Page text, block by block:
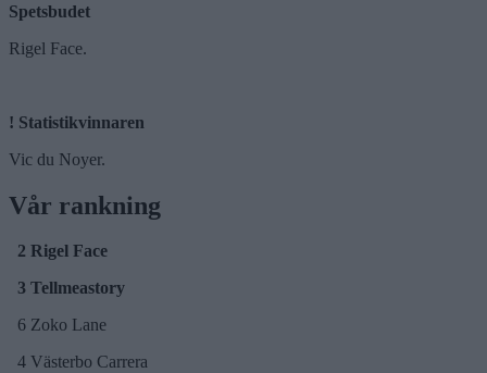
Spetsbudet
Rigel Face.
! Statistik­vinnaren
Vic du Noyer.
Vår rankning
2 Rigel Face
3 Tellmeastory
6 Zoko Lane
4 Västerbo Carrera